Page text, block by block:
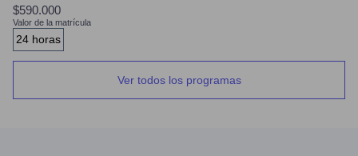
$590.000
Valor de la matrícula
24 horas
Ver todos los programas